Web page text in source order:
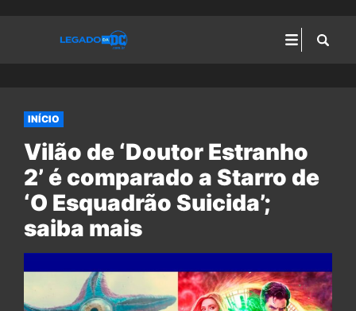
INÍCIO
Vilão de ‘Doutor Estranho
2’ é comparado a Starro de
‘O Esquadrão Suicida’;
saiba mais